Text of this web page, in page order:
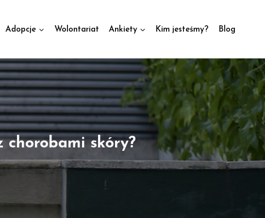
Adopcje Wolontariat Ankiety Kim jesteśmy? Blog
chorobami skóry?